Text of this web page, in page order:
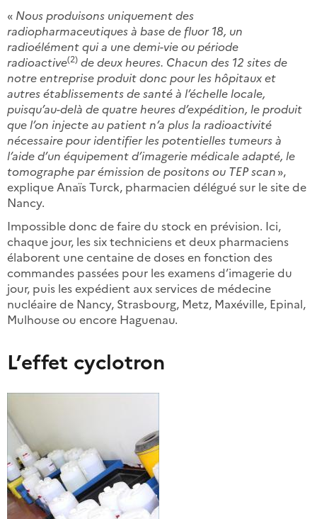
« Nous produisons uniquement des
radiopharmaceutiques à base de fluor 18, un
radioélément qui a une demi-vie ou période
radioactive(2) de deux heures. Chacun des 12 sites de
notre entreprise produit donc pour les hôpitaux et
autres établissements de santé à l’échelle locale,
puisqu’au-delà de quatre heures d’expédition, le produit
que l’on injecte au patient n’a plus la radioactivité
nécessaire pour identifier les potentielles tumeurs à
l’aide d’un équipement d’imagerie médicale adapté, le
tomographe par émission de positons ou TEP scan»,
explique Anaïs Turck, pharmacien délégué sur le site de
Nancy.
Impossible donc de faire du stock en prévision. Ici,
chaque jour, les six techniciens et deux pharmaciens
élaborent une centaine de doses en fonction des
commandes passées pour les examens d’imagerie du
jour, puis les expédient aux services de médecine
nucléaire de Nancy, Strasbourg, Metz, Maxéville, Epinal,
Mulhouse ou encore Haguenau.
L’effet cyclotron